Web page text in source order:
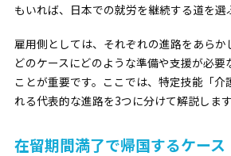
もいれば、日本での就労を継続する道を選
雇用側としては、それぞれの進路をあらか
どのケースにどのような準備や支援が必要
ことが重要です。ここでは、特定技能「介
れる代表的な進路を3つに分けて解説します
在留期間満了で帰国するケース